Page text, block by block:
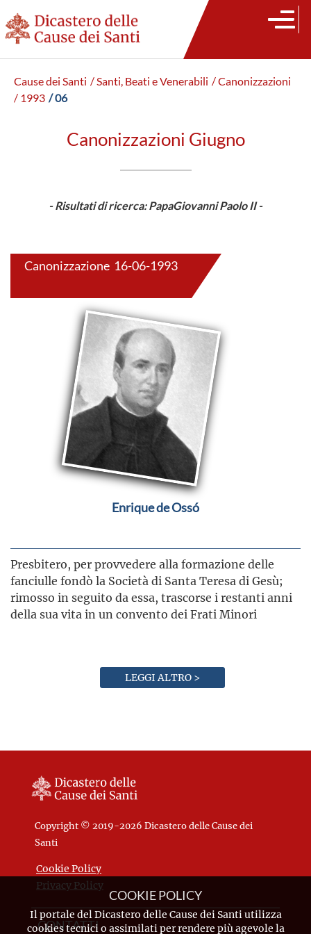
Cause dei Santi / Santi, Beati e Venerabili / Canonizzazioni
/ 1993 / 06
Canonizzazioni Giugno
- Risultati di ricerca: PapaGiovanni Paolo II -
Canonizzazione 16-06-1993
Enrique de Ossó
Presbitero, per provvedere alla formazione delle
fanciulle fondò la Società di Santa Teresa di Gesù;
rimosso in seguito da essa, trascorse i restanti anni
della sua vita in un convento dei Frati Minori
LEGGI ALTRO >
Copyright © 2019-2026 Dicastero delle Cause dei
Santi
Cookie Policy
Privacy Policy
CONTATTI
COOKIE POLICY
Il portale del Dicastero delle Cause dei Santi utilizza
cookies tecnici o assimilati per rendere più agevole la